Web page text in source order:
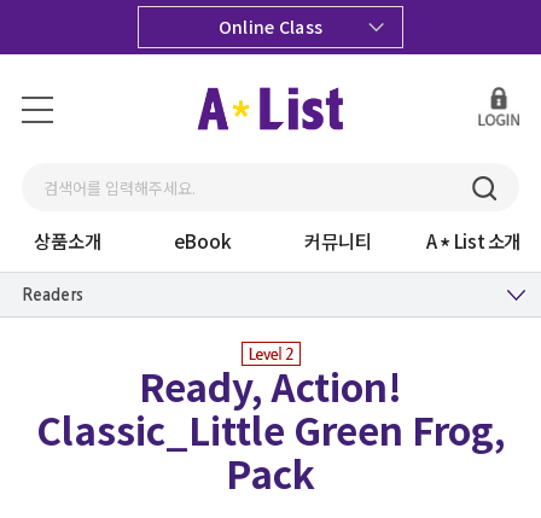
Online Class
상품소개 eBook 커뮤니티 A List 소개
Readers
Ready, Action!
Classic_Little Green Frog,
Pack